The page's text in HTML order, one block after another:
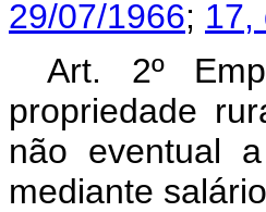
29/07/1966; 17,
Art. 2º
propriedade
não eventual
mediante